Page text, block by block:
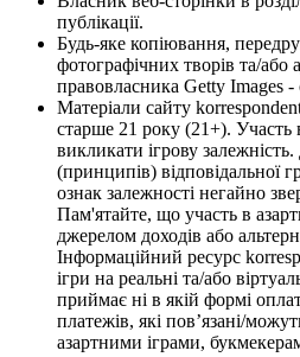
публікації.
Будь-яке копіювання,
фотографічних творів та/або
правовласника Getty Images -
Матеріали сайту
старше 21 року (21+). Участь
викликати ігрову
(принципів) відповідальної
ознак залежності негайно
Пам'ятайте, що участь в
джерелом доходів або
Інформаційний ресурс
ігри на реальні та/або
приймає ні в якій формі
платежів, які пов’язані/
азартними іграми,